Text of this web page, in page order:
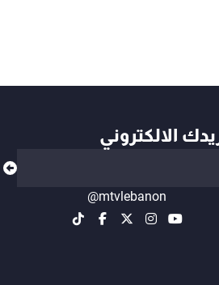
الالكتروني
@mtvlebanon